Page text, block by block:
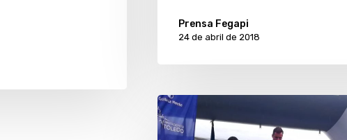
Prensa Fegapi
24 de abril de 2018